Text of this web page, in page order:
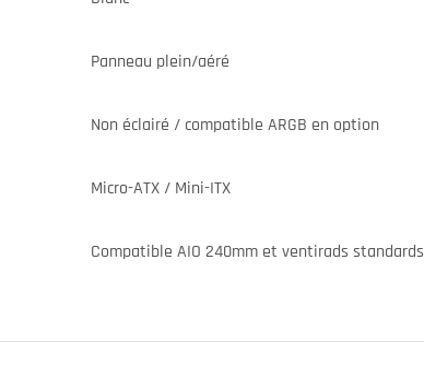
Panneau plein/aéré
Non éclairé / compatible ARGB en option
Micro-ATX / Mini-ITX
Compatible AIO 240mm et ventirads standards